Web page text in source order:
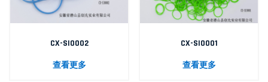
CX-SI0002
查看更多
CX-SI0001
查看更多